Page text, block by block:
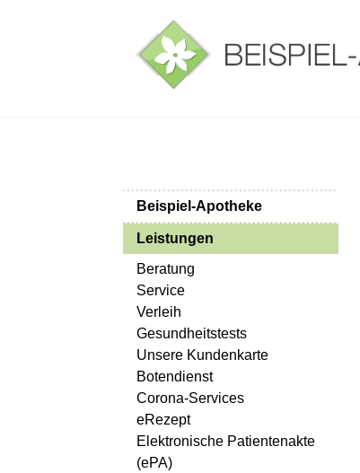
Beispiel-Apotheke
Leistungen
Beratung
Service
Verleih
Gesundheitstests
Unsere Kundenkarte
Botendienst
Corona-Services
eRezept
Elektronische Patientenakte
(ePA)